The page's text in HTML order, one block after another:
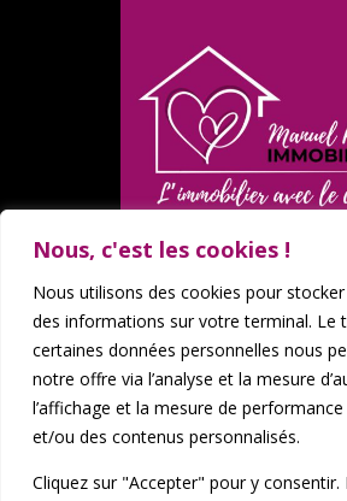
Nous, c'est les cookies !
Nous utilisons des cookies pour
des informations sur votre terminal. Le
certaines données personnelles nous
notre offre via l’analyse et la mesure
l’affichage et la mesure de
et/ou des contenus personnalisés.
Cliquez sur "Accepter" pour y consentir.
Mentions légales
Politique de confidentialité
Barème immobilier